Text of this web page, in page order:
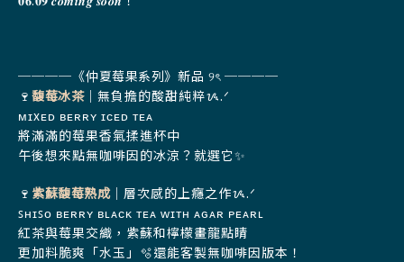
────《仲夏莓果系列》新品 ୨ৎ ────
🍷 馥莓冰茶｜無負擔的酸甜純粹ᝰ.ᐟ
ᴍɪxᴇᴅ ʙᴇʀʀʏ ɪᴄᴇᴅ ᴛᴇᴀ
將滿滿的莓果香氣揉進杯中
午後想來點無咖啡因的冰涼？就選它✨
🍷 紫蘇馥莓熟成｜層次感的上癮之作ᝰ.ᐟ
ꜱʜɪꜱᴏ ʙᴇʀʀʏ ʙʟᴀᴄᴋ ᴛᴇᴀ ᴡɪᴛʜ ᴀɢᴀʀ ᴘᴇᴀʀʟ
紅茶與莓果交織，紫蘇和檸檬畫龍點睛
更加料脆爽「水玉」🫧還能客製無咖啡因版本！